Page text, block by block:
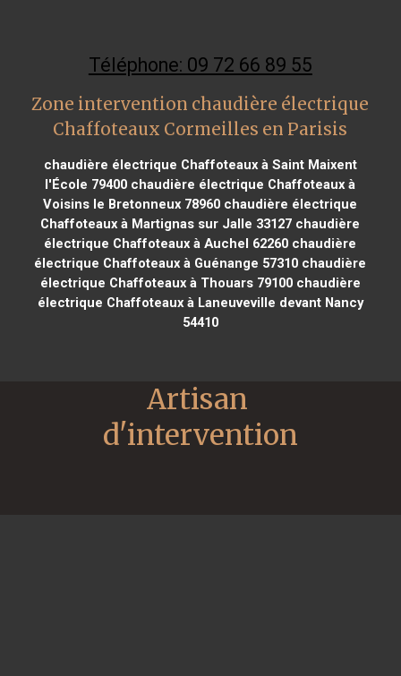
Téléphone: 09 72 66 89 55
Zone intervention chaudière électrique
Chaffoteaux Cormeilles en Parisis
chaudière électrique Chaffoteaux à Saint Maixent
l'École 79400 chaudière électrique Chaffoteaux à
Voisins le Bretonneux 78960 chaudière électrique
Chaffoteaux à Martignas sur Jalle 33127 chaudière
électrique Chaffoteaux à Auchel 62260 chaudière
électrique Chaffoteaux à Guénange 57310 chaudière
électrique Chaffoteaux à Thouars 79100chaudière
électrique Chaffoteaux à Laneuveville devant Nancy
54410
Artisan
d'intervention